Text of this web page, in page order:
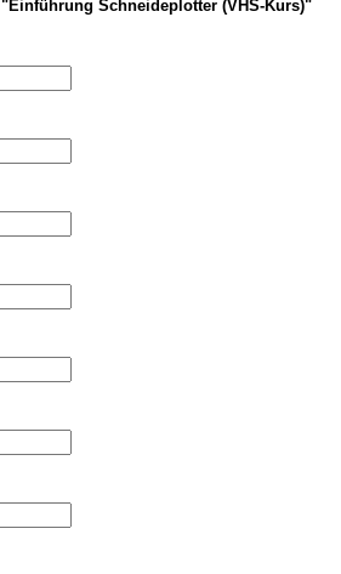
"Einführung Schneideplotter (VHS-Kurs)"